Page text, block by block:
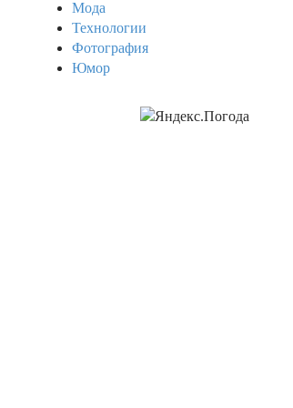
Мода
Технологии
Фотография
Юмор